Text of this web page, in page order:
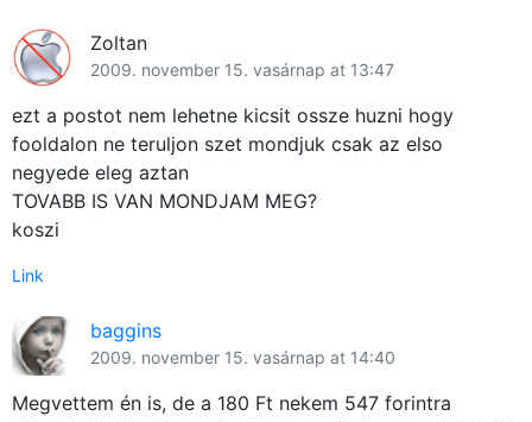
Zoltan
2009. november 15. vasárnap at 13:47
ezt a postot nem lehetne kicsit ossze huzni hogy
fooldalon ne teruljon szet mondjuk csak az elso
negyede eleg aztan
TOVABB IS VAN MONDJAM MEG?
koszi
Link
baggins
2009. november 15. vasárnap at 14:40
Megvettem én is, de a 180 Ft nekem 547 forintra